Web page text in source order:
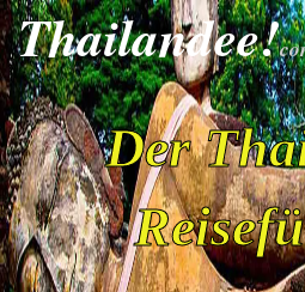
Thailandee!
Der